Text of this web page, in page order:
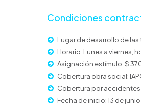
Condiciones
Lugar de desarrollo de
Horario: Lunes a viernes,
Asignación estímulo: $
Cobertura obra social:
Cobertura por
Fecha de inicio: 13 de